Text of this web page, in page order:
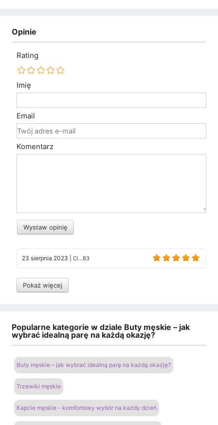
Opinie
Rating
Imię
Email
Komentarz
Wystaw opinię
23 sierpnia 2023 Cl...83
Pokaż więcej
Popularne kategorie w dziale Buty męskie – jak
wybrać idealną parę na każdą okazję?
Buty męskie – jak wybrać idealną parę na każdą okazję?
Trzewiki męskie
Kapcie męskie - komfortowy wybór na każdy dzień